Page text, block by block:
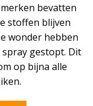
bevatten
stoffen blijven
wonder hebben
gestopt. Dit
op bijna alle